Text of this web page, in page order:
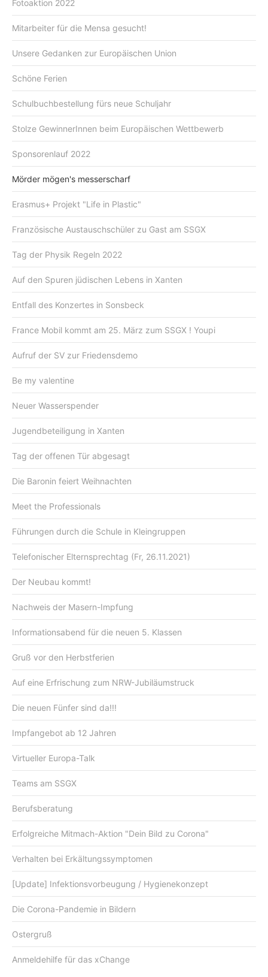
Fotoaktion 2022
Mitarbeiter für die Mensa gesucht!
Unsere Gedanken zur Europäischen Union
Schöne Ferien
Schulbuchbestellung fürs neue Schuljahr
Stolze GewinnerInnen beim Europäischen Wettbewerb
Sponsorenlauf 2022
Mörder mögen's messerscharf
Erasmus+ Projekt "Life in Plastic"
Französische Austauschschüler zu Gast am SSGX
Tag der Physik Regeln 2022
Auf den Spuren jüdischen Lebens in Xanten
Entfall des Konzertes in Sonsbeck
France Mobil kommt am 25. März zum SSGX ! Youpi
Aufruf der SV zur Friedensdemo
Be my valentine
Neuer Wasserspender
Jugendbeteiligung in Xanten
Tag der offenen Tür abgesagt
Die Baronin feiert Weihnachten
Meet the Professionals
Führungen durch die Schule in Kleingruppen
Telefonischer Elternsprechtag (Fr, 26.11.2021)
Der Neubau kommt!
Nachweis der Masern-Impfung
Informationsabend für die neuen 5. Klassen
Gruß vor den Herbstferien
Auf eine Erfrischung zum NRW-Jubiläumstruck
Die neuen Fünfer sind da!!!
Impfangebot ab 12 Jahren
Virtueller Europa-Talk
Teams am SSGX
Berufsberatung
Erfolgreiche Mitmach-Aktion "Dein Bild zu Corona"
Verhalten bei Erkältungssymptomen
[Update] Infektionsvorbeugung / Hygienekonzept
Die Corona-Pandemie in Bildern
Ostergruß
Anmeldehilfe für das xChange